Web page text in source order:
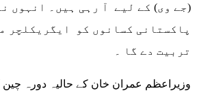
(جے وی) کے لیے آ رہی ہیں۔ انہوں
پاکستانی کسانوں کو ایگریکلچر
تربیت دے گا ۔
وزیراعظم عمران خان کے حالیہ دورہ چین